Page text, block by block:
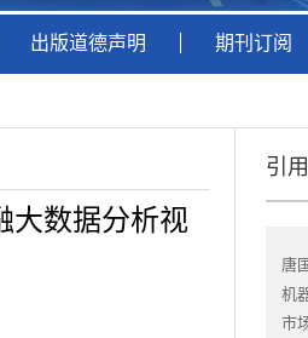
出版道德声明 期刊订阅
大数据分析视
引
唐
机
市